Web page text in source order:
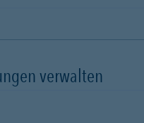
verwalten